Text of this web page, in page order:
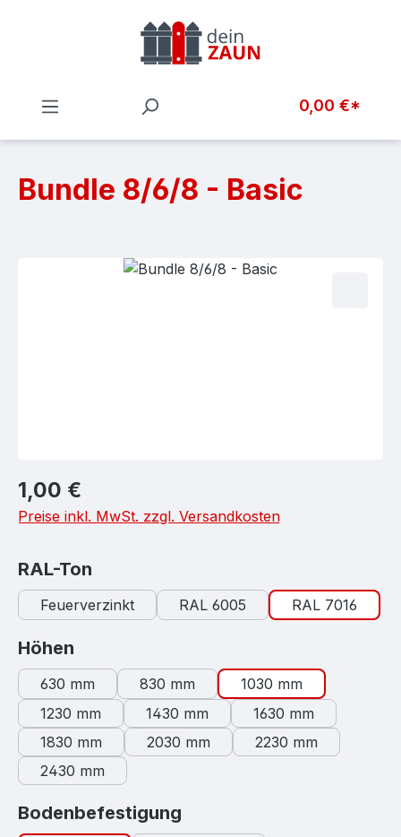
Zum Hauptinhalt springen
0,00 €*
Bundle 8/6/8 - Basic
Bildergalerie überspringen
Regulärer Preis:
1,00 €
Preise inkl. MwSt. zzgl. Versandkosten
RAL-Ton
Feuerverzinkt RAL 6005 RAL 7016
Höhen
630 mm 830 mm
1030 mm
1230 mm
1430 mm
1630 mm
1830 mm
2030 mm
2230 mm
2430 mm
Bodenbefestigung